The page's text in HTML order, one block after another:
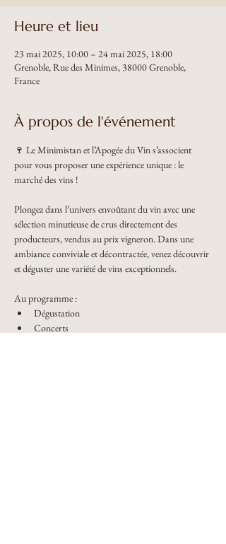
Heure et lieu
23 mai 2025, 10:00 – 24 mai 2025, 18:00
Grenoble, Rue des Minimes, 38000 Grenoble,
France
À propos de l'événement
🍷 Le Minimistan et l’Apogée du Vin s’associent
pour vous proposer une expérience unique : le
marché des vins !
Plongez dans l’univers envoûtant du vin avec une
sélection minutieuse de crus directement des
producteurs, vendus au prix vigneron. Dans une
ambiance conviviale et décontractée, venez découvrir
et déguster une variété de vins exceptionnels.
Au programme :
Dégustation
Concerts